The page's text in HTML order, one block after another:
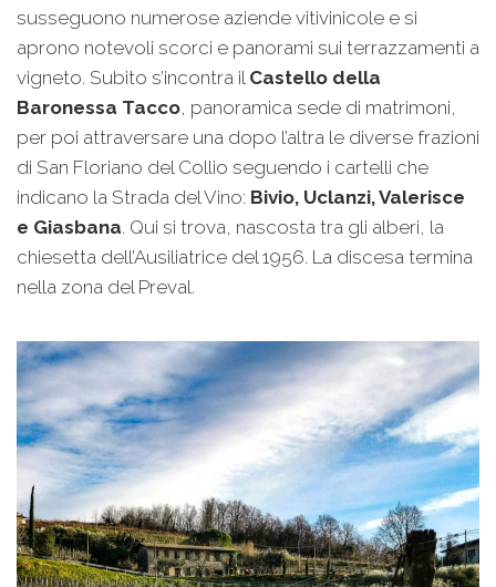
susseguono numerose aziende vitivinicole e si
aprono notevoli scorci e panorami sui terrazzamenti a
vigneto. Subito s’incontra il Castello della
Baronessa Tacco, panoramica sede di matrimoni,
per poi attraversare una dopo l’altra le diverse frazioni
di San Floriano del Collio seguendo i cartelli che
indicano la Strada del Vino: Bivio, Uclanzi, Valerisce
e Giasbana. Qui si trova, nascosta tra gli alberi, la
chiesetta dell’Ausiliatrice del 1956. La discesa termina
nella zona del Preval.